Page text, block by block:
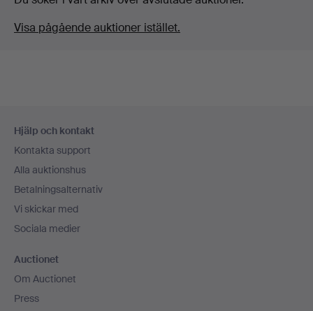
Visa pågående auktioner istället.
Hjälp och kontakt
Kontakta support
Alla auktionshus
Betalningsalternativ
Vi skickar med
Sociala medier
Auctionet
Om Auctionet
Press